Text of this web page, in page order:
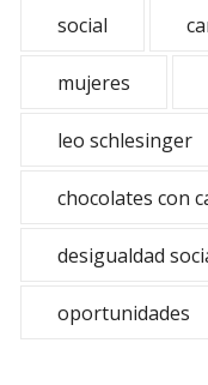
social
mujeres
leo schlesinger
chocolates con
desigualdad
oportunidades